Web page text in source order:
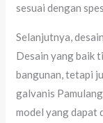
sesuai dengan
Selanjutnya,
Desain yang baik
bangunan, tetapi
galvanis
model yang dapat